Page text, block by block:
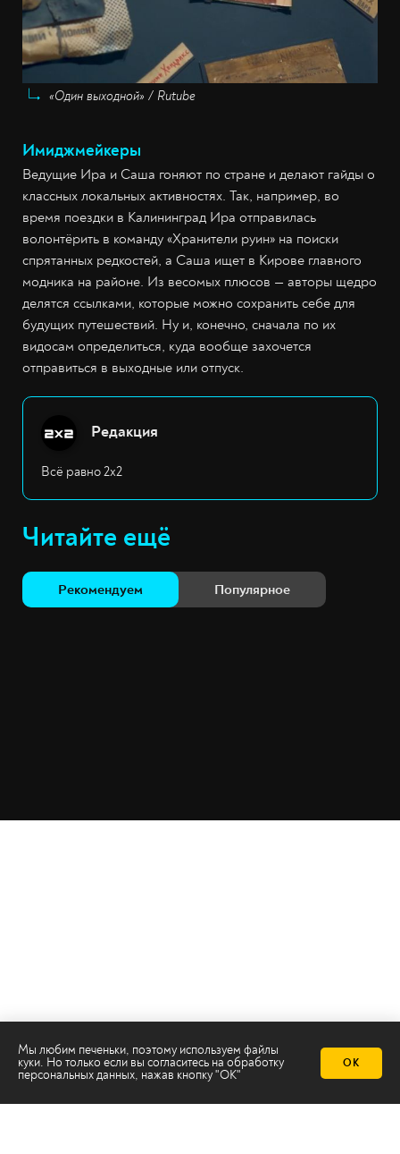
«Один выходной» / Rutube
Имиджмейкеры
Ведущие Ира и Саша гоняют по стране и делают гайды о
классных локальных активностях. Так, например, во
время поездки в Калининград Ира отправилась
волонтёрить в команду «Хранители руин» на поиски
спрятанных редкостей, а Саша ищет в Кирове главного
модника на районе. Из весомых плюсов — авторы щедро
делятся ссылками, которые можно сохранить себе для
будущих путешествий. Ну и, конечно, сначала по их
видосам определиться, куда вообще захочется
отправиться в выходные или отпуск.
Редакция
Всё равно 2х2
Читайте ещё
Рекомендуем Популярное
Мы любим печеньки, поэтому используем файлы
куки. Но только если вы согласитесь на обработку
персональных данных, нажав кнопку "ОК"
ОК
Телеканал 2х2
Онлайн-эфир
Все темы